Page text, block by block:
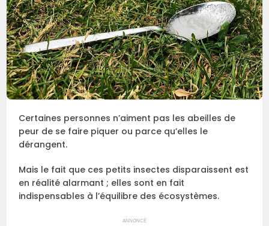
Certaines personnes n’aiment pas les abeilles de
peur de se faire piquer ou parce qu’elles le
dérangent.
Mais le fait que ces petits insectes disparaissent est
en réalité alarmant ; elles sont en fait
indispensables à l’équilibre des écosystèmes.
ANNONCE